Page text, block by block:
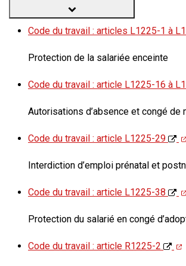
Code du travail : articles L1225-1 à
Protection de la salariée enceinte
Code du travail : article L1225-16 à
Autorisations d’absence et congé de
Code du travail : article L1225-29
Interdiction d’emploi prénatal et
Code du travail : article L1225-38
Protection du salarié en congé
Code du travail : article R1225-2